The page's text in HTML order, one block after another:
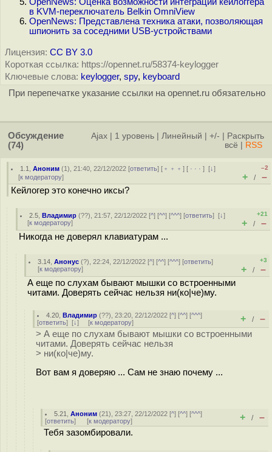
в KVM-переключатель Belkin OmniView
OpenNews: Представлена техника атаки, позволяющая
шпионить за соседними USB-устройствами
Лицензия: CC BY 3.0
Короткая ссылка: https://opennet.ru/58374-keylogger
Ключевые слова: keylogger, spy, keyboard
При перепечатке указание ссылки на opennet.ru обязательно
Обсуждение
(74)
Ajax 1 уровень Линейный +/-
Раскрыть
всё
RSS
1.1 ,Аноним (1), 21:40, 22/12/2022 [ответить] [ ﹢﹢﹢] [ · · ·][↓]
[к модератору]
–2
+ / –
Кейлогер это конечно иксы?
2.5 ,Владимир (??), 21:57, 22/12/2022 [^] [^^] [^^^] [ответить][↓]
[к модератору]
+21
+ / –
Никогда не доверял клавиатурам ...
3.14 ,Анонус (?), 22:24, 22/12/2022 [^] [^^] [^^^] [ответить]
[к модератору]
+3
+ / –
А еще по слухам бывают мышки со встроенными
читами. Доверять сейчас нельзя ни(ко|че)му.
4.20 ,Владимир (??), 23:20, 22/12/2022 [^] [^^] [^^^]
[ответить] [↓] [к модератору] + / –
> А еще по слухам бывают мышки со встроенными
читами. Доверять сейчас нельзя
> ни(ко|че)му.
Вот вам я доверяю ... Сам не знаю почему ...
5.21 ,Аноним (21), 23:27, 22/12/2022 [^] [^^] [^^^]
[ответить] [к модератору] + / –
Тебя зазомбировали.